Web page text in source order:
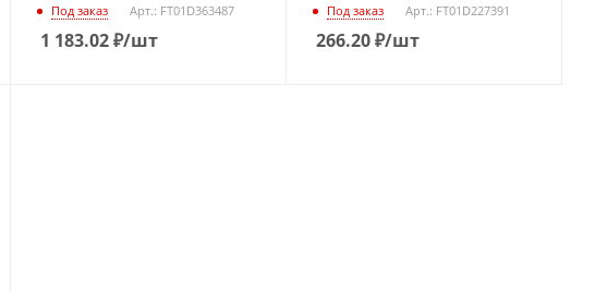
Под заказ Арт.: FT01D363487
1 183.02₽/шт
Под заказ Арт.: FT01D227391
266.20₽/шт